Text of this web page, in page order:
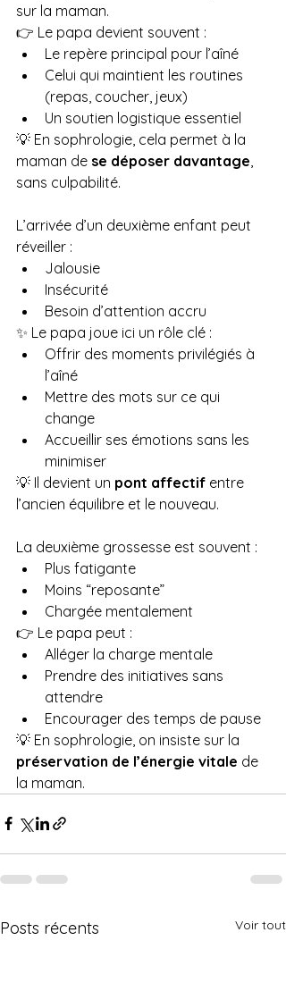
sur la maman.
👉 Le papa devient souvent :
Le repère principal pour l’aîné
Celui qui maintient les routines
(repas, coucher, jeux)
Un soutien logistique essentiel
💡 En sophrologie, cela permet à la
maman de se déposer davantage
sans culpabilité.
L’arrivée d’un deuxième enfant peut
réveiller :
Jalousie
Insécurité
Besoin d’attention accru
✨ Le papa joue ici un rôle clé :
Offrir des moments privilégiés à
l’aîné
Mettre des mots sur ce qui
change
Accueillir ses émotions sans les
minimiser
💡 Il devient un pont affectif entre
l’ancien équilibre et le nouveau.
La deuxième grossesse est souvent :
Plus fatigante
Moins “reposante”
Chargée mentalement
👉 Le papa peut :
Alléger la charge mentale
Prendre des initiatives sans
attendre
Encourager des temps de pause
💡 En sophrologie, on insiste sur la
préservation de l’énergie vitale de
la maman.
Posts récents Voir tout